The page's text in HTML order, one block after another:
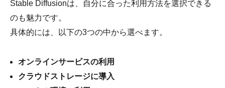
Stable Diffusionは、自分に合った利用方法を選択できる
のも魅力です。
具体的には、以下の3つの中から選べます。
オンラインサービスの利用
クラウドストレージに導入